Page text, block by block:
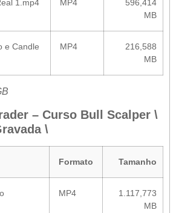
1.mp4 MP4
596,414
MB
e Candle
MP4
216,588
MB
– Curso Bull Scalper \
\
Formato Tamanho
MP4
1.117,773
MB